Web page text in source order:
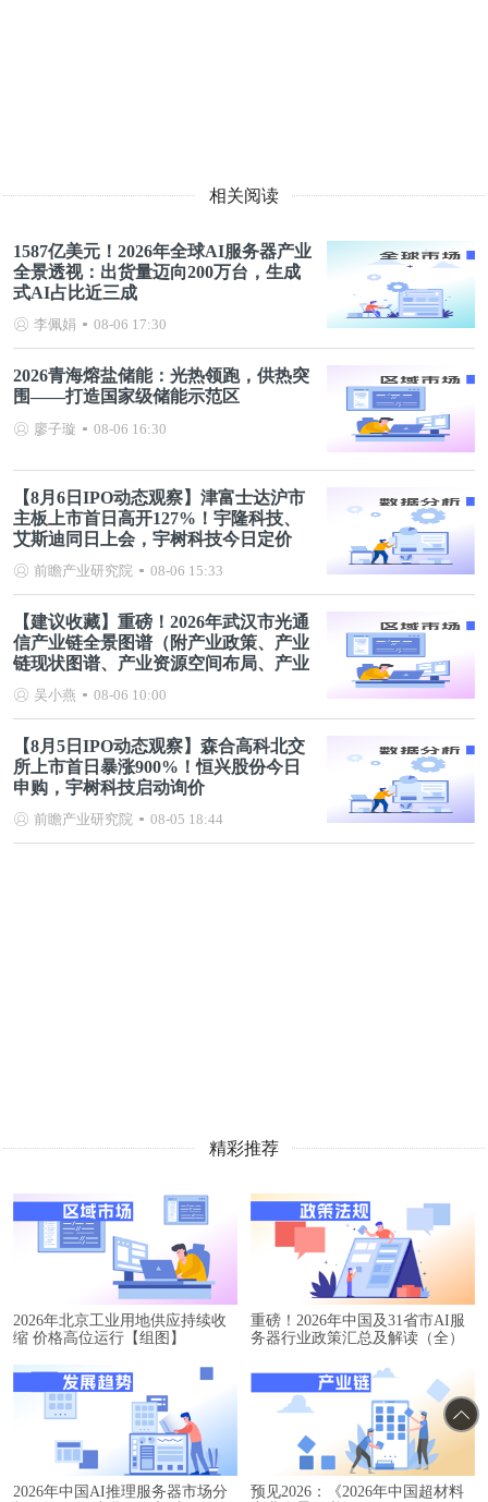
相关阅读
1587亿美元！2026年全球AI服务器产业
全景透视：出货量迈向200万台，生成
式AI占比近三成
李佩娟 08-06 17:30
2026青海熔盐储能：光热领跑，供热突
围——打造国家级储能示范区
廖子璇 08-06 16:30
【8月6日IPO动态观察】津富士达沪市
主板上市首日高开127%！宇隆科技、
艾斯迪同日上会，宇树科技今日定价
前瞻产业研究院 08-06 15:33
【建议收藏】重磅！2026年武汉市光通
信产业链全景图谱（附产业政策、产业
链现状图谱、产业资源空间布局、产业
链发展规划）
吴小燕 08-06 10:00
【8月5日IPO动态观察】森合高科北交
所上市首日暴涨900%！恒兴股份今日
申购，宇树科技启动询价
前瞻产业研究院 08-05 18:44
精彩推荐
2026年北京工业用地供应持续收
缩 价格高位运行【组图】
重磅！2026年中国及31省市AI服
务器行业政策汇总及解读（全）
2026年中国AI推理服务器市场分
预见2026：《2026年中国超材料